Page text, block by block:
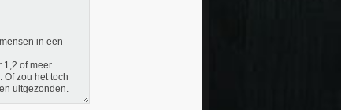
in een
1,2 of meer
zou het toch
uitgezonden.